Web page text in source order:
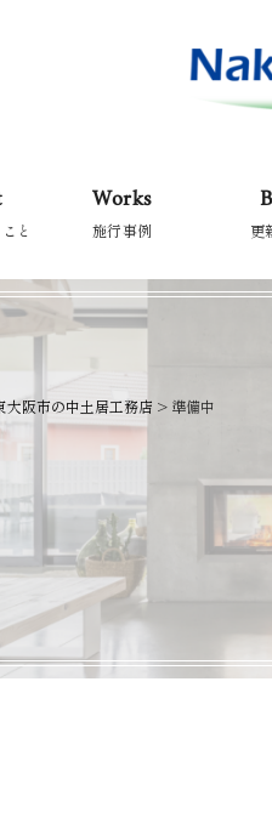
と
Works
施行事例 更
大阪市の中土居工務店 > 準備中